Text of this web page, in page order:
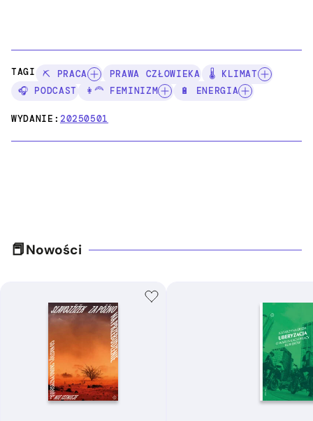
TAGI: ⛏️ PRACA PRAWA CZŁOWIEKA
🌡️ KLIMAT
🎧 PODCAST
👩‍🦰 FEMINIZM 🔋 ENERGIA
WYDANIE:20250501
Nowości